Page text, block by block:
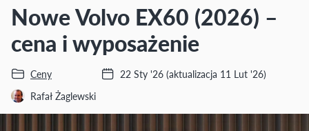
Nowe Volvo EX60 (2026) –
cena i wyposażenie
Ceny
Rafał Żaglewski
22 Sty '26 (aktualizacja 11 Lut '26)